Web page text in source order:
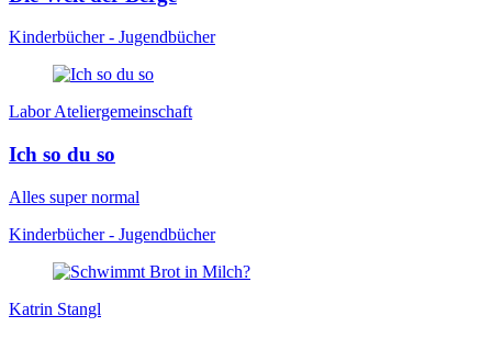
Kinderbücher - Jugendbücher
Labor Ateliergemeinschaft
Ich so du so
Alles super normal
Kinderbücher - Jugendbücher
Katrin Stangl